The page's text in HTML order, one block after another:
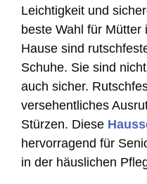
Leichtigkeit und
beste Wahl für
Hause sind
Schuhe. Sie sind
auch sicher.
versehentliches
Stürzen. Diese
hervorragend für
in der häuslichen